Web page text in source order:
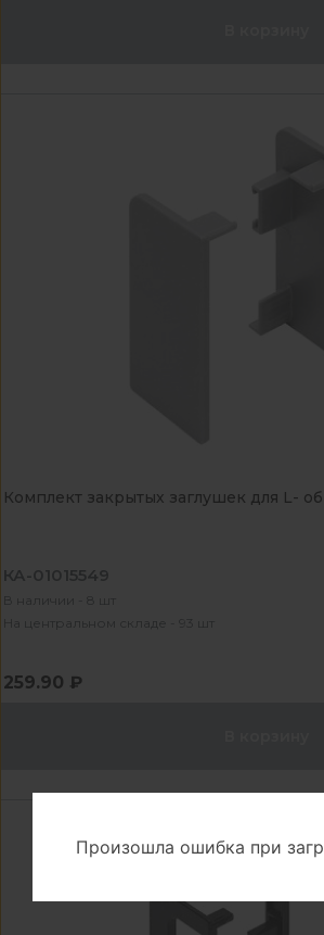
Комплект закрытых заглушек для L-
КА-01015549
В наличии - 8 шт
На центральном складе - 93 шт
259.90 ₽
Произошла ошибка при